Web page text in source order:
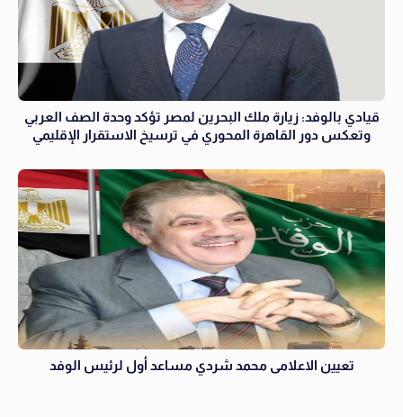
قيادي بالوفد: زيارة ملك البحرين لمصر تؤكد وحدة الصف العربي
وتعكس دور القاهرة المحوري في ترسيخ الاستقرار الإقليمي
تعيين الاعلامى محمد شردي مساعد أول لرئيس الوفد